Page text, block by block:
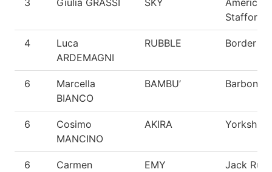
3 Giulia GRASSI SKY
American
4
Luca
ARDEMAGNI
RUBBLE Border
6
Marcella
BIANCO
BAMBU’ Barbone
6
Cosimo
MANCINO
AKIRA Yorkshire
6
Carmen
EMY
Jack